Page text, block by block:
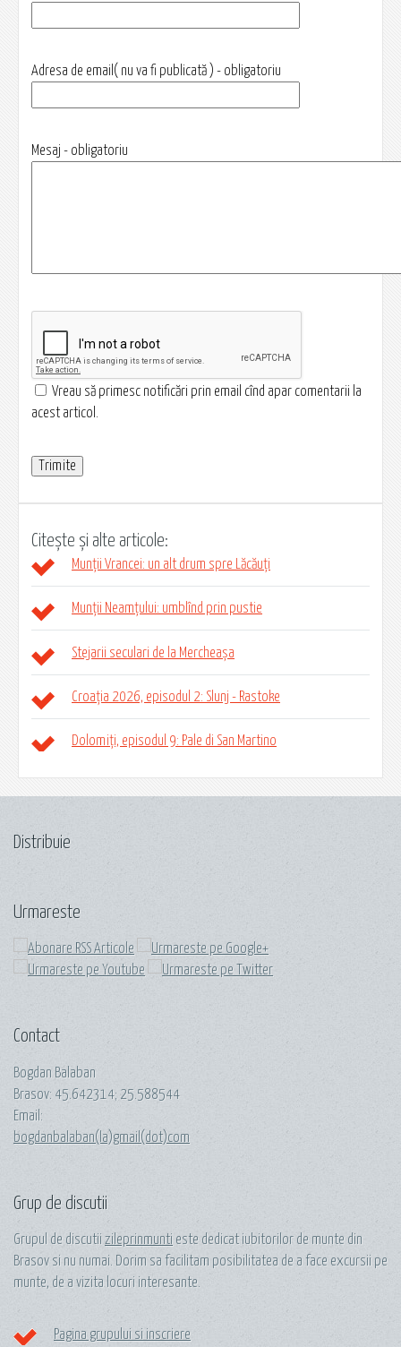
Adresa de email( nu va fi publicată ) - obligatoriu
Mesaj - obligatoriu
Vreau să primesc notificări prin email cînd apar comentarii la
acest articol.
Citește și alte articole:
Munții Vrancei: un alt drum spre Lăcăuți
Munții Neamțului: umblînd prin pustie
Stejarii seculari de la Mercheașa
Croația 2026, episodul 2: Slunj - Rastoke
Dolomiți, episodul 9: Pale di San Martino
Distribuie
Urmareste
Contact
Bogdan Balaban
Brasov: 45.642314; 25.588544
Email:
bogdanbalaban(la)gmail(dot)com
Grup de discutii
Grupul de discutii zileprinmunti este dedicat iubitorilor de munte din
Brasov si nu numai. Dorim sa facilitam posibilitatea de a face excursii pe
munte, de a vizita locuri interesante.
Pagina grupului si inscriere